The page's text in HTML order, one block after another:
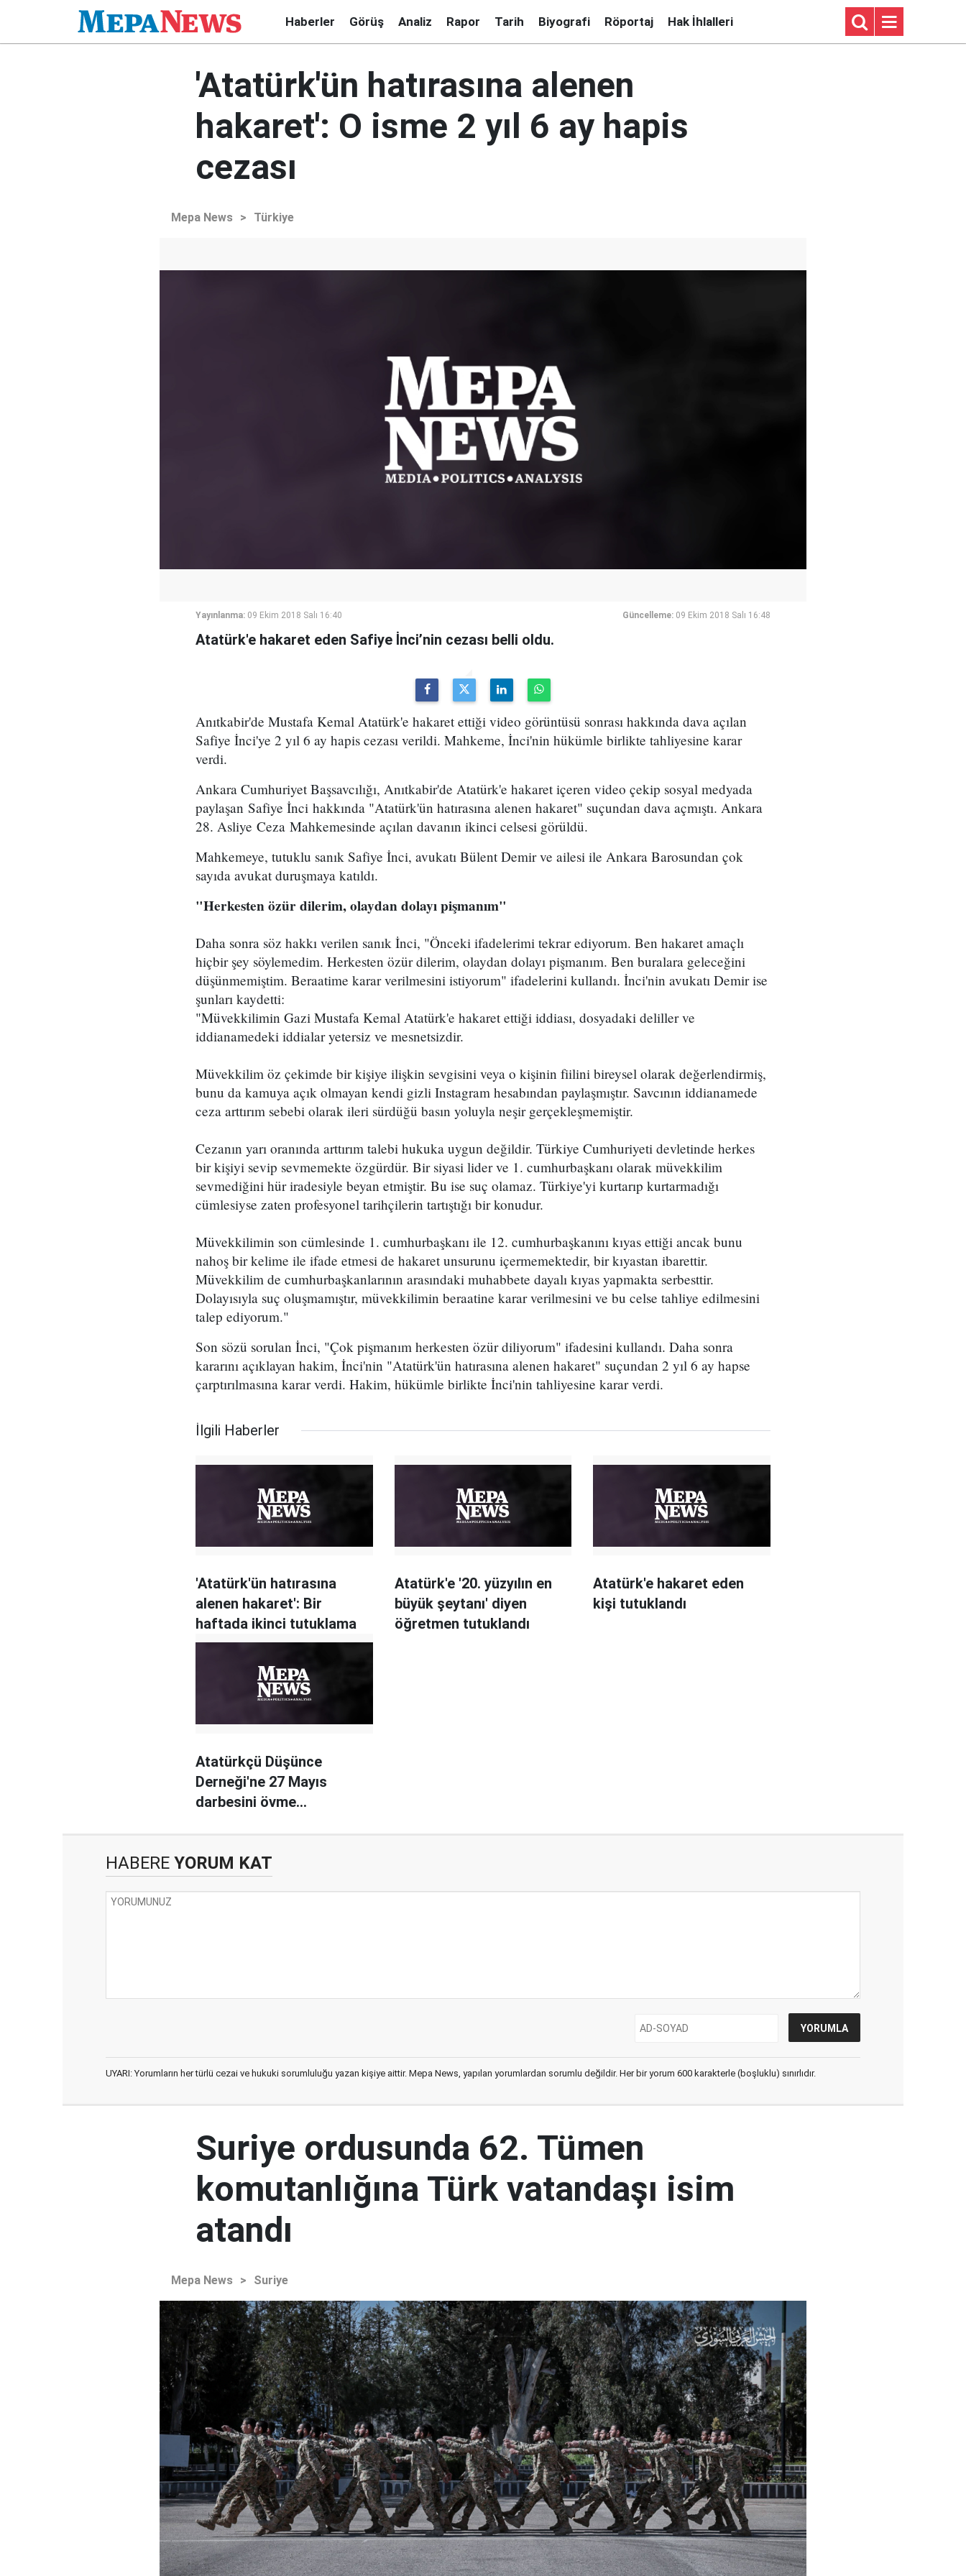
Haberler Görüş Analiz Rapor Tarih Biyografi Röportaj Hak İhlalleri
'Atatürk'ün hatırasına alenen
hakaret': O isme 2 yıl 6 ay hapis
cezası
Mepa News > Türkiye
Yayınlanma: 09 Ekim 2018 Salı 16:40 Güncelleme: 09 Ekim 2018 Salı 16:48
Atatürk'e hakaret eden Safiye İnci’nin cezası belli oldu.
Anıtkabir'de Mustafa Kemal Atatürk'e hakaret ettiği video görüntüsü sonrası hakkında dava açılan
Safiye İnci'ye 2 yıl 6 ay hapis cezası verildi. Mahkeme, İnci'nin hükümle birlikte tahliyesine karar
verdi.
Ankara Cumhuriyet Başsavcılığı, Anıtkabir'de Atatürk'e hakaret içeren video çekip sosyal medyada
paylaşan Safiye İnci hakkında "Atatürk'ün hatırasına alenen hakaret" suçundan dava açmıştı. Ankara
28. Asliye Ceza Mahkemesinde açılan davanın ikinci celsesi görüldü.
Mahkemeye, tutuklu sanık Safiye İnci, avukatı Bülent Demir ve ailesi ile Ankara Barosundan çok
sayıda avukat duruşmaya katıldı.
"Herkesten özür dilerim, olaydan dolayı pişmanım"
Daha sonra söz hakkı verilen sanık İnci, "Önceki ifadelerimi tekrar ediyorum. Ben hakaret amaçlı
hiçbir şey söylemedim. Herkesten özür dilerim, olaydan dolayı pişmanım. Ben buralara geleceğini
düşünmemiştim. Beraatime karar verilmesini istiyorum" ifadelerini kullandı. İnci'nin avukatı Demir ise
şunları kaydetti:
"Müvekkilimin Gazi Mustafa Kemal Atatürk'e hakaret ettiği iddiası, dosyadaki deliller ve
iddianamedeki iddialar yetersiz ve mesnetsizdir.
Müvekkilim öz çekimde bir kişiye ilişkin sevgisini veya o kişinin fiilini bireysel olarak değerlendirmiş,
bunu da kamuya açık olmayan kendi gizli Instagram hesabından paylaşmıştır. Savcının iddianamede
ceza arttırım sebebi olarak ileri sürdüğü basın yoluyla neşir gerçekleşmemiştir.
Cezanın yarı oranında arttırım talebi hukuka uygun değildir. Türkiye Cumhuriyeti devletinde herkes
bir kişiyi sevip sevmemekte özgürdür. Bir siyasi lider ve 1. cumhurbaşkanı olarak müvekkilim
sevmediğini hür iradesiyle beyan etmiştir. Bu ise suç olamaz. Türkiye'yi kurtarıp kurtarmadığı
cümlesiyse zaten profesyonel tarihçilerin tartıştığı bir konudur.
Müvekkilimin son cümlesinde 1. cumhurbaşkanı ile 12. cumhurbaşkanını kıyas ettiği ancak bunu
nahoş bir kelime ile ifade etmesi de hakaret unsurunu içermemektedir, bir kıyastan ibarettir.
Müvekkilim de cumhurbaşkanlarının arasındaki muhabbete dayalı kıyas yapmakta serbesttir.
Dolayısıyla suç oluşmamıştır, müvekkilimin beraatine karar verilmesini ve bu celse tahliye edilmesini
talep ediyorum."
Son sözü sorulan İnci, "Çok pişmanım herkesten özür diliyorum" ifadesini kullandı. Daha sonra
kararını açıklayan hakim, İnci'nin "Atatürk'ün hatırasına alenen hakaret" suçundan 2 yıl 6 ay hapse
çarptırılmasına karar verdi. Hakim, hükümle birlikte İnci'nin tahliyesine karar verdi.
İlgili Haberler
'Atatürk'ün hatırasına
alenen hakaret': Bir
haftada ikinci tutuklama
Atatürk'e '20. yüzyılın en
büyük şeytanı' diyen
öğretmen tutuklandı
Atatürk'e hakaret eden
kişi tutuklandı
Atatürkçü Düşünce
Derneği'ne 27 Mayıs
darbesini övme
HABERE YORUM KAT
UYARI: Yorumların her türlü cezai ve hukuki sorumluluğu yazan kişiye aittir. Mepa News, yapılan yorumlardan sorumlu değildir. Her bir yorum 600 karakterle (boşluklu) sınırlıdır.
Suriye ordusunda 62. Tümen
komutanlığına Türk vatandaşı isim
atandı
Mepa News > Suriye